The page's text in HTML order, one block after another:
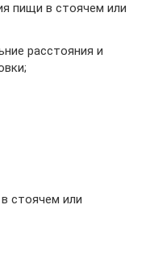
пищи в стоячем или
расстояния и
стоячем или